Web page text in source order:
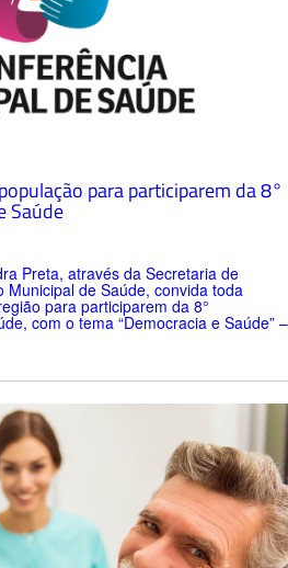
para participarem da 8°
Saúde
Preta, através da Secretaria de
de Saúde, convida toda
para participarem da 8°
com o tema “Democracia e Saúde” –